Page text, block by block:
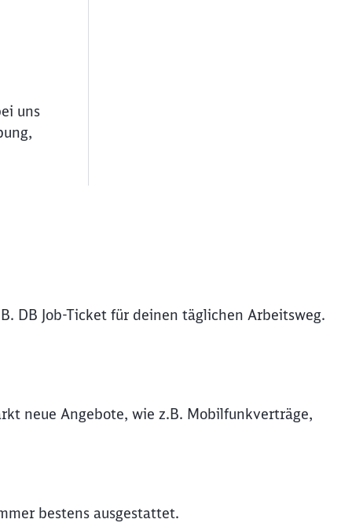
uns
DB Job-Ticket für deinen täglichen Arbeitsweg.
neue Angebote, wie z.B. Mobilfunkverträge,
bestens ausgestattet.